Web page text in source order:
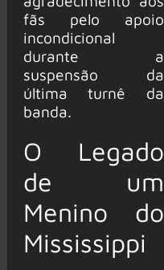
fãs pelo apoio
incondicional
durante a
suspensão da
última turnê da
banda.
O Legado
de um
Menino do
Mississippi